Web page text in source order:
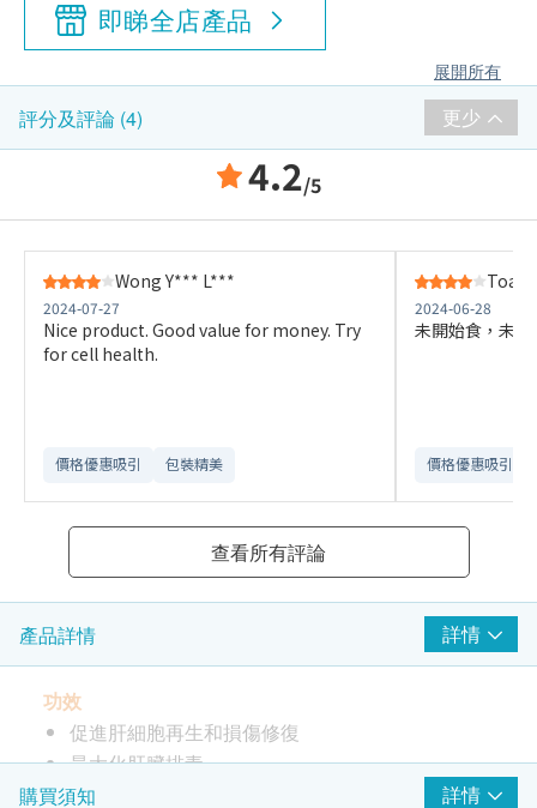
即睇全店產品
展開所有
評分及評論 (4) 更少
4.2/5
Wong Y*** L***
2024-07-27
Nice product. Good value for money. Try
for cell health.
價格優惠吸引 包裝精美
Toa
2024-06-28
未開始食，未
價格優惠吸引
查看所有評論
產品詳情 詳情
功效
促進肝細胞再生和損傷修復
最大化肝臟排毒
減少體內金屬和脂肪的堆積
購買須知 詳情